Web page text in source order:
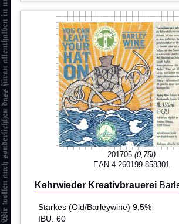
201705 (0,75l)
EAN 4 260199 858301
Kehrwieder Kreativbrauerei
Starkes (Old/Barleywine) 9,5%
IBU: 60